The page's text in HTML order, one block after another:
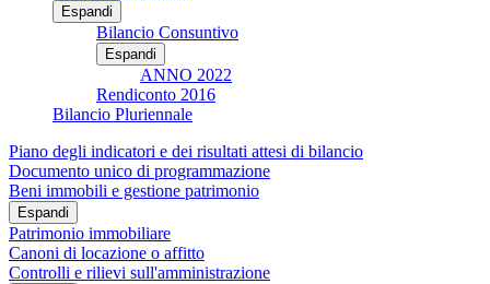
Espandi
Bilancio Consuntivo
Espandi
ANNO 2022
Rendiconto 2016
Bilancio Pluriennale
Piano degli indicatori e dei risultati attesi di bilancio
Documento unico di programmazione
Beni immobili e gestione patrimonio
Espandi
Patrimonio immobiliare
Canoni di locazione o affitto
Controlli e rilievi sull'amministrazione